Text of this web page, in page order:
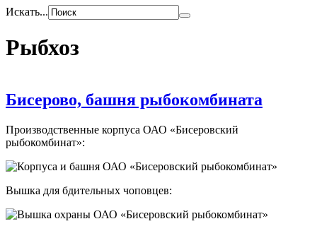
Искать...
Рыбхоз
Бисерово, башня рыбокомбината
Производственные корпуса ОАО «Бисеровский
рыбокомбинат»:
Вышка для бдительных чоповцев: